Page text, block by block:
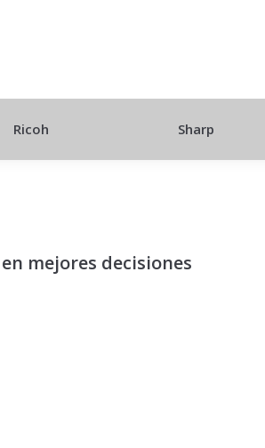
Ricoh Sharp
mejores decisiones